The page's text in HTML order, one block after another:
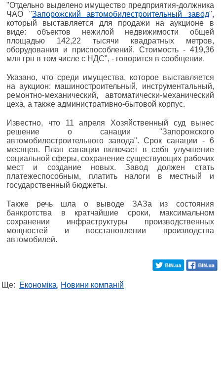
"Отдельно выделено имущество предприятия-должника
ЧАО "Запорожский автомобилестроительный завод",
который выставляется для продажи на аукционе в
виде: объектов нежилой недвижимости общей
площадью 142,22 тысячи квадратных метров,
оборудования и приспособлений. Стоимость - 419,36
млн грн в том числе с НДС", - говорится в сообщении.
Указано, что среди имущества, которое выставляется
на аукцион: машиностроительный, инструментальный,
ремонтно-механический, автоматически-механический
цеха, а также административно-бытовой корпус.
Известно, что 11 апреля Хозяйственный суд вынес
решение о санации "Запорожского
автомобилестроительного завода". Срок санации - 6
месяцев. План санации включает в себя улучшение
социальной сферы, сохранение существующих рабочих
мест и создание новых. Завод должен стать
платежеспособным, платить налоги в местный и
государственный бюджеты.
Также речь шла о выводе ЗАЗа из состояния
банкротства в кратчайшие сроки, максимальном
сохранении инфраструктуры производственных
мощностей и восстановлении производства
автомобилей.
Ще: Економіка, Новини компаній